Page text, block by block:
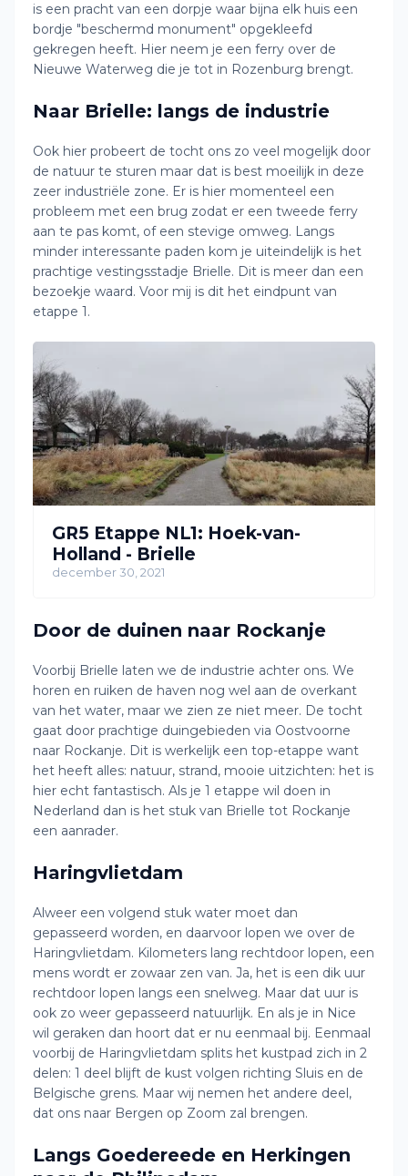
is een pracht van een dorpje waar bijna elk huis een
bordje "beschermd monument" opgekleefd
gekregen heeft. Hier neem je een ferry over de
Nieuwe Waterweg die je tot in Rozenburg brengt.
Naar Brielle: langs de industrie
Ook hier probeert de tocht ons zo veel mogelijk door
de natuur te sturen maar dat is best moeilijk in deze
zeer industriële zone. Er is hier momenteel een
probleem met een brug zodat er een tweede ferry
aan te pas komt, of een stevige omweg. Langs
minder interessante paden kom je uiteindelijk is het
prachtige vestingsstadje Brielle. Dit is meer dan een
bezoekje waard. Voor mij is dit het eindpunt van
etappe 1.
GR5 Etappe NL1: Hoek-van-
Holland - Brielle
december 30, 2021
Door de duinen naar Rockanje
Voorbij Brielle laten we de industrie achter ons. We
horen en ruiken de haven nog wel aan de overkant
van het water, maar we zien ze niet meer. De tocht
gaat door prachtige duingebieden via Oostvoorne
naar Rockanje. Dit is werkelijk een top-etappe want
het heeft alles: natuur, strand, mooie uitzichten: het is
hier echt fantastisch. Als je 1 etappe wil doen in
Nederland dan is het stuk van Brielle tot Rockanje
een aanrader.
Haringvlietdam
Alweer een volgend stuk water moet dan
gepasseerd worden, en daarvoor lopen we over de
Haringvlietdam. Kilometers lang rechtdoor lopen, een
mens wordt er zowaar zen van. Ja, het is een dik uur
rechtdoor lopen langs een snelweg. Maar dat uur is
ook zo weer gepasseerd natuurlijk. En als je in Nice
wil geraken dan hoort dat er nu eenmaal bij. Eenmaal
voorbij de Haringvlietdam splits het kustpad zich in 2
delen: 1 deel blijft de kust volgen richting Sluis en de
Belgische grens. Maar wij nemen het andere deel,
dat ons naar Bergen op Zoom zal brengen.
Langs Goedereede en Herkingen